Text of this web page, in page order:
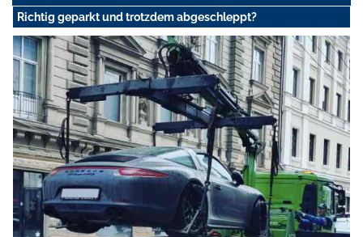
Richtig geparkt und trotzdem abgeschleppt?